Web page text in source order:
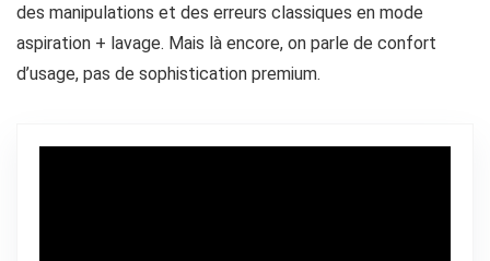
des manipulations et des erreurs classiques en mode
aspiration + lavage. Mais là encore, on parle de confort
d’usage, pas de sophistication premium.